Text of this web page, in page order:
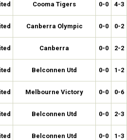
Cooma Tigers 0-0 4-3
Canberra Olympic 0-0 0-2
Canberra 0-0 2-2
Belconnen Utd 0-0 1-2
Melbourne Victory 0-0 0-6
Belconnen Utd 0-0 2-3
Belconnen Utd 0-0 1-3